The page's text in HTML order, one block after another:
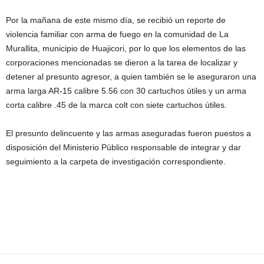
Por la mañana de este mismo día, se recibió un reporte de
violencia familiar con arma de fuego en la comunidad de La
Murallita, municipio de Huajicori, por lo que los elementos de las
corporaciones mencionadas se dieron a la tarea de localizar y
detener al presunto agresor, a quien también se le aseguraron una
arma larga AR-15 calibre 5.56 con 30 cartuchos útiles y un arma
corta calibre .45 de la marca colt con siete cartuchos útiles.
El presunto delincuente y las armas aseguradas fueron puestos a
disposición del Ministerio Público responsable de integrar y dar
seguimiento a la carpeta de investigación correspondiente.